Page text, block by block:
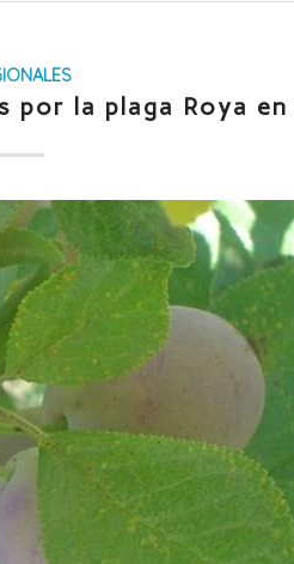
por la plaga Roya